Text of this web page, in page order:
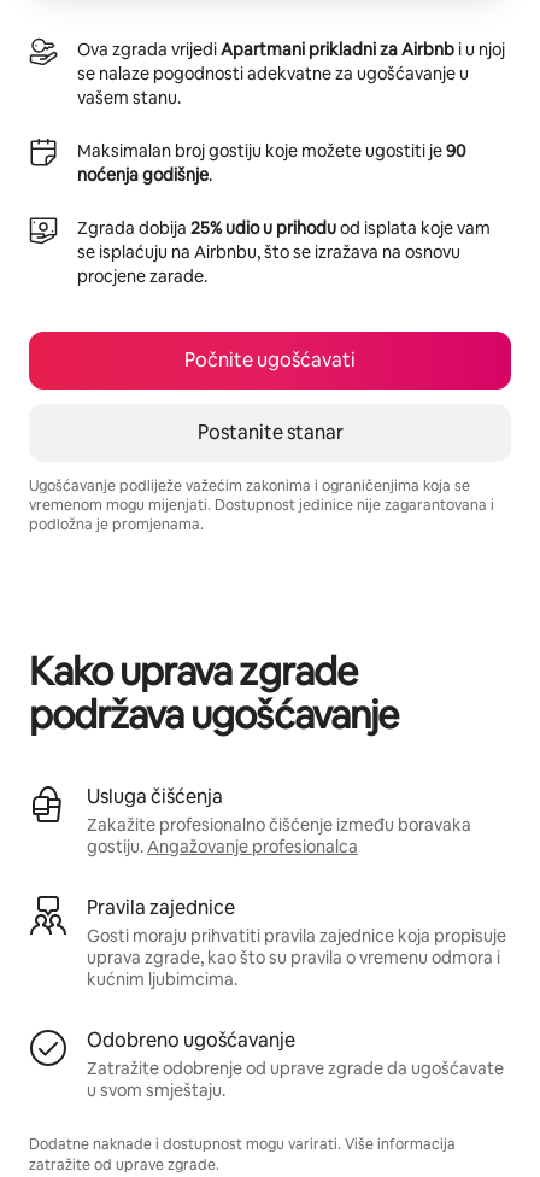
Ova zgrada vrijediApartmani prikladni za Airbnb i u njoj
se nalaze pogodnosti adekvatne za ugošćavanje u
vašem stanu.
Maksimalan broj gostiju koje možete ugostiti je90
noćenja godišnje.
Zgrada dobija 25% udio u prihoduod isplata koje vam
se isplaćuju na Airbnbu, što se izražava na osnovu
procjene zarade.
Počnite ugošćavati
Postanite stanar
Ugošćavanje podliježe važećim zakonima i ograničenjima koja se
vremenom mogu mijenjati. Dostupnost jedinice nije zagarantovana i
podložna je promjenama.
Kako uprava zgrade
podržava ugošćavanje
Usluga čišćenja
Zakažite profesionalno čišćenje između boravaka
gostiju.Angažovanje profesionalca
Pravila zajednice
Gosti moraju prihvatiti pravila zajednice koja propisuje
uprava zgrade, kao što su pravila o vremenu odmora i
kućnim ljubimcima.
Odobreno ugošćavanje
Zatražite odobrenje od uprave zgrade da ugošćavate
u svom smještaju.
Dodatne naknade i dostupnost mogu varirati. Više informacija
zatražite od uprave zgrade.